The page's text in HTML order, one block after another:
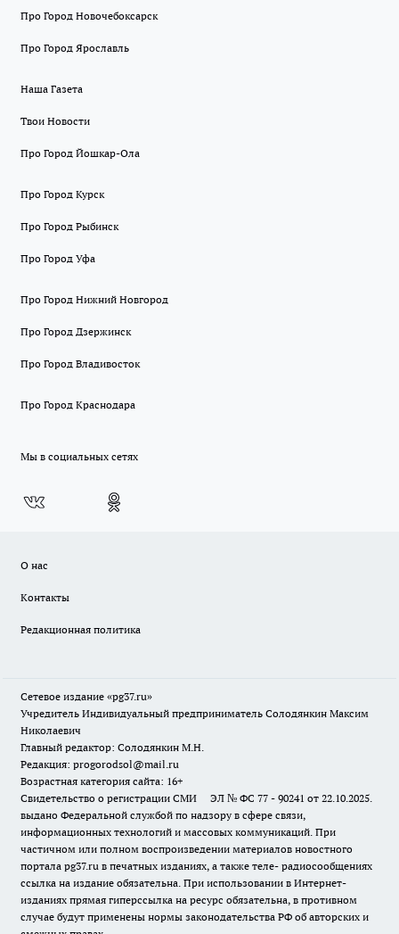
Про Город Новочебоксарск
Про Город Ярославль
Наша Газета
Твои Новости
Про Город Йошкар-Ола
Про Город Курск
Про Город Рыбинск
Про Город Уфа
Про Город Нижний Новгород
Про Город Дзержинск
Про Город Владивосток
Про Город Краснодара
Мы в социальных сетях
О нас
Контакты
Редакционная политика
Сетевое издание «pg37.ru»
Учредитель Индивидуальный предприниматель Солодянкин Максим
Николаевич
Главный редактор: Солодянкин М.Н.
Редакция: progorodsol@mail.ru
Возрастная категория сайта: 16+
Свидетельство о регистрации СМИ ЭЛ № ФС 77 - 90241 от 22.10.2025.
выдано Федеральной службой по надзору в сфере связи,
информационных технологий и массовых коммуникаций. При
частичном или полном воспроизведении материалов новостного
портала pg37.ru в печатных изданиях, а также теле- радиосообщениях
ссылка на издание обязательна. При использовании в Интернет-
изданиях прямая гиперссылка на ресурс обязательна, в противном
случае будут применены нормы законодательства РФ об авторских и